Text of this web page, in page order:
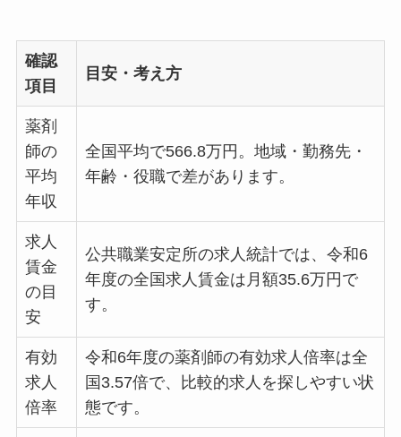
確認
項目
目安・考え方
薬剤
師の
平均
年収
全国平均で566.8万円。地域・勤務先・
年齢・役職で差があります。
求人
賃金
の目
安
公共職業安定所の求人統計では、令和6
年度の全国求人賃金は月額35.6万円で
す。
有効
求人
倍率
令和6年度の薬剤師の有効求人倍率は全
国3.57倍で、比較的求人を探しやすい状
態です。